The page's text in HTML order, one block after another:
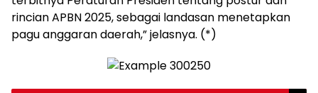
rincian APBN 2025, sebagai landasan menetapkan
pagu anggaran daerah,” jelasnya. (*)